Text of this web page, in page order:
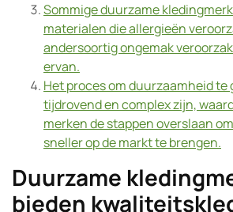
Sommige duurzame
materialen die allergieën
andersoortig ongemak
ervan.
Het proces om duurzaamheid te
tijdrovend en complex zijn,
merken de stappen overslaan
sneller op de markt te brengen.
Duurzame
bieden